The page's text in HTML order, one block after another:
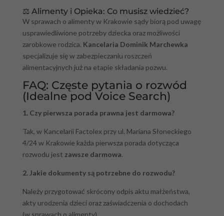
⚖️ Alimenty i Opieka: Co musisz wiedzieć?
W sprawach o alimenty w Krakowie sądy biorą pod uwagę
usprawiedliwione potrzeby dziecka oraz możliwości
zarobkowe rodzica. Kancelaria Dominik Marchewka
specjalizuje się w zabezpieczaniu roszczeń
alimentacyjnych już na etapie składania pozwu.
FAQ: Częste pytania o rozwód
(Idealne pod Voice Search)
1. Czy pierwsza porada prawna jest darmowa?
Tak, w Kancelarii Factolex przy ul. Mariana Słoneckiego
4/24 w Krakowie każda pierwsza porada dotycząca
rozwodu jest zawsze darmowa.
2. Jakie dokumenty są potrzebne do rozwodu?
Należy przygotować skrócony odpis aktu małżeństwa,
akty urodzenia dzieci oraz zaświadczenia o dochodach